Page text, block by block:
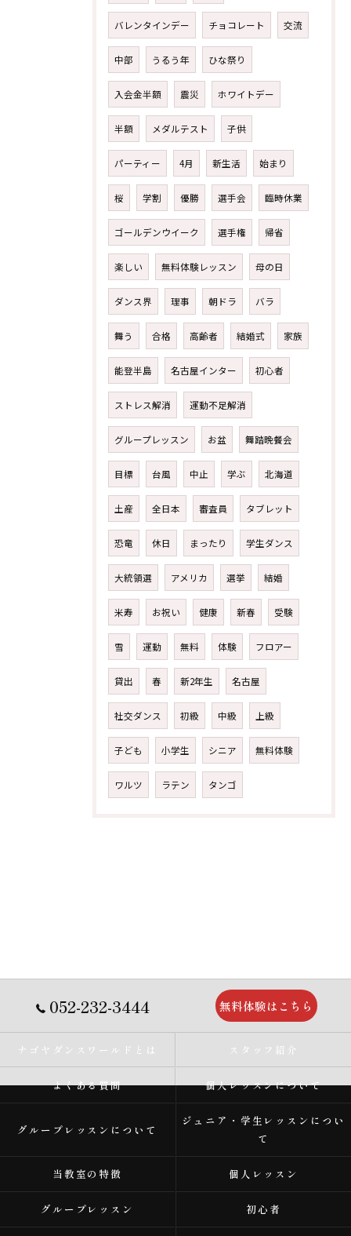
バレンタインデー チョコレート 交流
中部 うるう年 ひな祭り
入会金半額 震災 ホワイトデー
半額 メダルテスト 子供
パーティー 4月 新生活 始まり
桜 学割 優勝 選手会 臨時休業
ゴールデンウイーク 選手権 帰省
楽しい 無料体験レッスン 母の日
ダンス界 理事 朝ドラ バラ
舞う 合格 高齢者 結婚式 家族
能登半島 名古屋インター 初心者
ストレス解消 運動不足解消
グループレッスン お盆 舞踏晩餐会
目標 台風 中止 学ぶ 北海道
土産 全日本 審査員 タブレット
恐竜 休日 まったり 学生ダンス
大統領選 アメリカ 選挙 結婚
米寿 お祝い 健康 新春 受験
雪 運動 無料 体験 フロアー
貸出 春 新2年生 名古屋
社交ダンス 初級 中級 上級
子ども 小学生 シニア 無料体験
ワルツ ラテン タンゴ
052-232-3444 無料体験はこちら
ナゴヤダンスワールドとは スタッフ紹介
よくある質問 個人レッスンについて
グループレッスンについて
ジュニア・学生レッスンについ
て
当教室の特徴 個人レッスン
グループレッスン 初心者